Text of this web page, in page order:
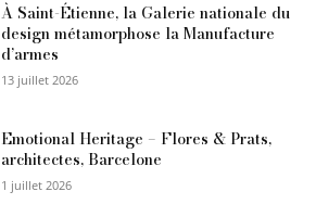
À Saint-Étienne, la Galerie nationale du
design métamorphose la Manufacture
d’armes
13 juillet 2026
Emotional Heritage – Flores & Prats,
architectes, Barcelone
1 juillet 2026